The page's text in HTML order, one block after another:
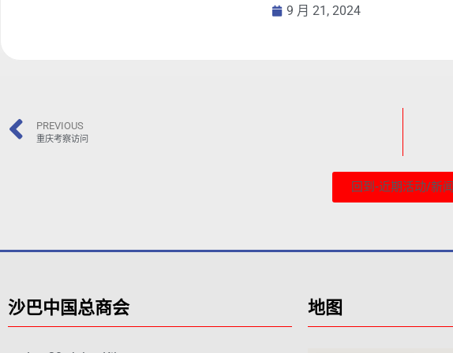
9 月 21, 2024
PREVIOUS
重庆考察访问
回到-近期活动/新闻
沙巴中国总商会 地图